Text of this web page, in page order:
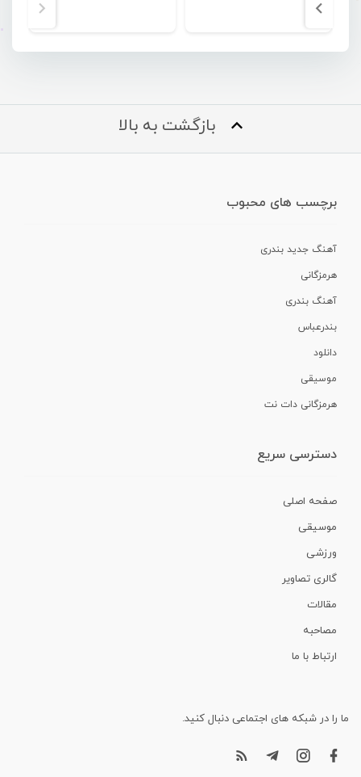
بازگشت به بالا
برچسب های محبوب
آهنگ جدید بندری
هرمزگانی
آهنگ بندری
بندرعباس
دانلود
موسیقی
هرمزگانی دات نت
دسترسی سریع
صفحه اصلی
موسیقی
ورزشی
گالری تصاویر
مقالات
مصاحبه
ارتباط با ما
ما را در شبکه های اجتماعی دنبال کنید.